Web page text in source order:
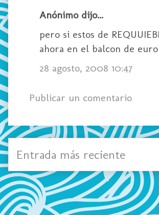
Anónimo dijo...
pero si estos de
ahora en el balcon de
28 agosto, 2008 10:47
Publicar un comentario
Entrada más reciente